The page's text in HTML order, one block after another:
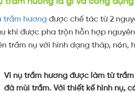
trầm hương được chế tác từ 2
khi được pha trộn hỗn hợp
trầm nụ với hình dạng tháp, nón,
Vì nụ trầm hương được làm từ
đà mùi trầm. Với thiết kế hình nụ,